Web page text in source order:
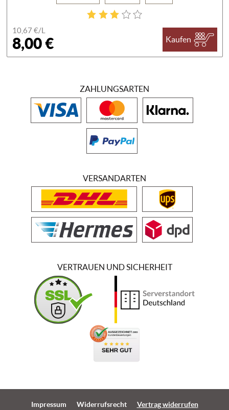
10,67 €/L
8,00 € Kaufen
ZAHLUNGSARTEN
VERSANDARTEN
VERTRAUEN UND SICHERHEIT
Impressum Widerrufsrecht Vertrag widerrufen